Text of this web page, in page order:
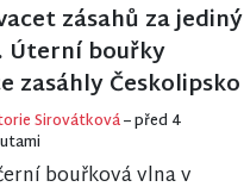
zásahů za jediný
Úterní bouřky
zasáhly Českolipsko
Sirovátková– před 4
bouřková vlna v